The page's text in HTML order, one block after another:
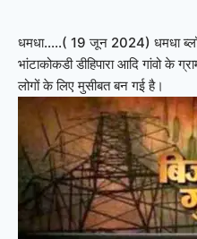
धमधा…..( 19 जून 2024) धमधा ब्लॉक
भांटाकोकडी डीहिपारा आदि गांवो के
लोगों के लिए मुसीबत बन गई है।